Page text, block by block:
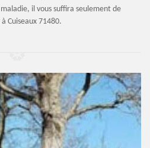
il vous suffira seulement de
Cuiseaux 71480.